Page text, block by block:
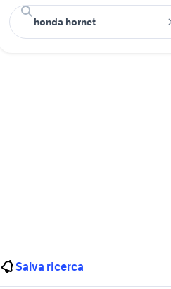
Salva ricerca